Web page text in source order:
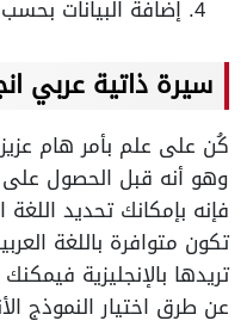
إضافة البيانات
سيرة ذاتية عربي
كُن على علم بأمر هام
وهو أنه قبل الحصول على
فإنه بإمكانك تحديد
تكون متوافرة باللغة
تريدها بالإنجليزية
عن طرق اختيار النموذج